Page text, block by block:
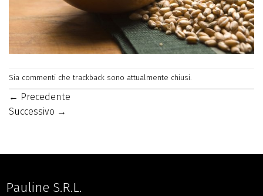
Sia commenti che trackback sono attualmente chiusi.
← Precedente
Successivo →
Pauline S.R.L.